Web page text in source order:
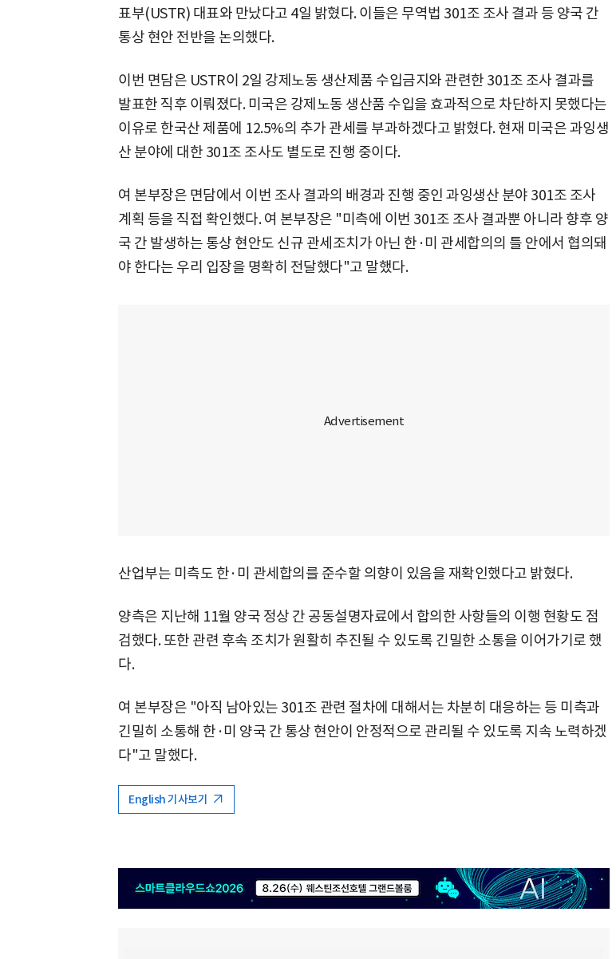
표부(USTR) 대표와 만났다고 4일 밝혔다. 이들은 무역법 301조 조사 결과 등 양국 간
통상 현안 전반을 논의했다.
이번 면담은 USTR이 2일 강제노동 생산제품 수입금지와 관련한 301조 조사 결과를
발표한 직후 이뤄졌다. 미국은 강제노동 생산품 수입을 효과적으로 차단하지 못했다는
이유로 한국산 제품에 12.5%의 추가 관세를 부과하겠다고 밝혔다. 현재 미국은 과잉생
산 분야에 대한 301조 조사도 별도로 진행 중이다.
여 본부장은 면담에서 이번 조사 결과의 배경과 진행 중인 과잉생산 분야 301조 조사
계획 등을 직접 확인했다. 여 본부장은 "미측에 이번 301조 조사 결과뿐 아니라 향후 양
국 간 발생하는 통상 현안도 신규 관세조치가 아닌 한·미 관세합의의 틀 안에서 협의돼
야 한다는 우리 입장을 명확히 전달했다"고 말했다.
산업부는 미측도 한·미 관세합의를 준수할 의향이 있음을 재확인했다고 밝혔다.
양측은 지난해 11월 양국 정상 간 공동설명자료에서 합의한 사항들의 이행 현황도 점
검했다. 또한 관련 후속 조치가 원활히 추진될 수 있도록 긴밀한 소통을 이어가기로 했
다.
여 본부장은 "아직 남아있는 301조 관련 절차에 대해서는 차분히 대응하는 등 미측과
긴밀히 소통해 한·미 양국 간 통상 현안이 안정적으로 관리될 수 있도록 지속 노력하겠
다"고 말했다.
English 기사보기